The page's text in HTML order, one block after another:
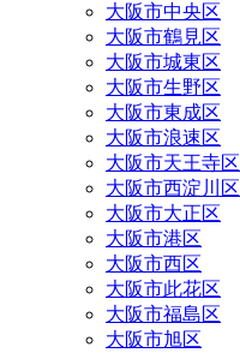
大阪市中央区
大阪市鶴見区
大阪市城東区
大阪市生野区
大阪市東成区
大阪市浪速区
大阪市天王寺区
大阪市西淀川区
大阪市大正区
大阪市港区
大阪市西区
大阪市此花区
大阪市福島区
大阪市旭区